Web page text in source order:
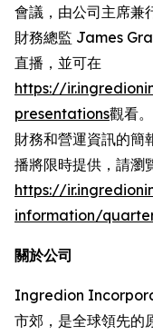
會議，由公司主席
財務總監 James
直播，並可在
https://
presentations觀看
財務和營運資訊的簡
播將限時提供，請瀏
https://
information/
關於公司
Ingredion
市郊，是全球領先的